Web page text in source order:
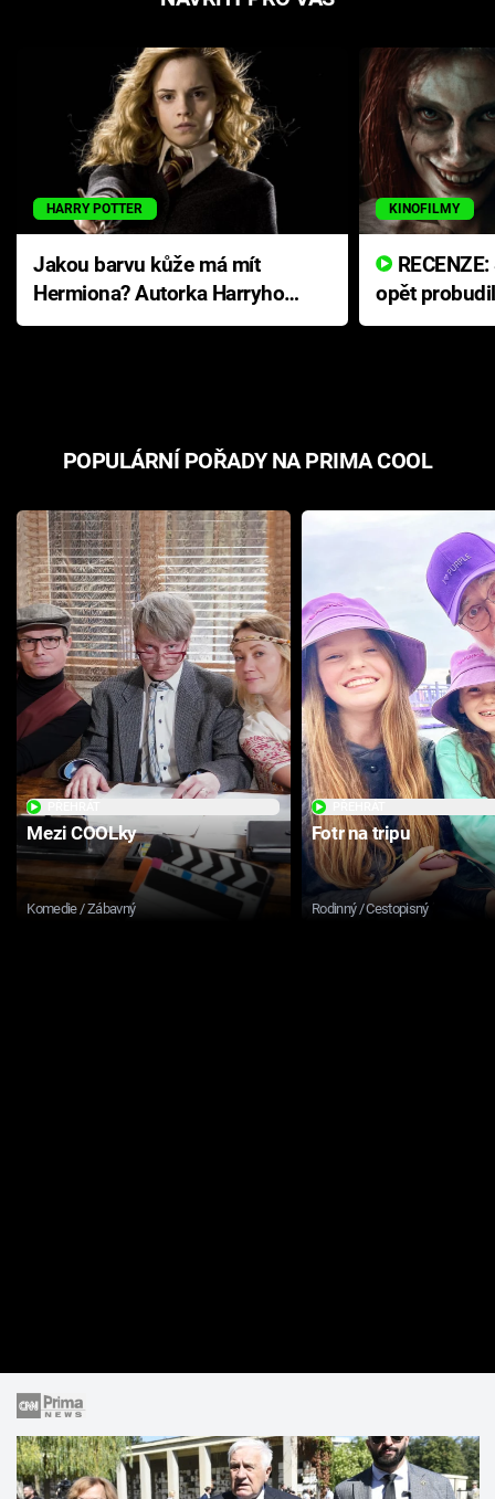
HARRY POTTER
Jakou barvu kůže má mít
Hermiona? Autorka Harryho
Pottera přišla s ráznou
KINOFILMY
opět
přichází s
POPULÁRNÍ POŘADY NA PRIMA COOL
Mezi COOLky
Komedie / Zábavný
Fotr na tripu
Rodinný / Cestopisný